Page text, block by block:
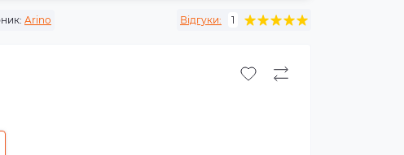
Arino Відгуки: 1